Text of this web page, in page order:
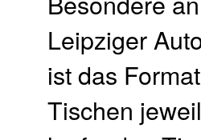
Leipziger
ist das
Tischen